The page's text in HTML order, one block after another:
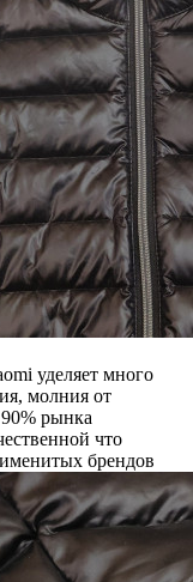
уделяет много
молния от
рынка
что
брендов